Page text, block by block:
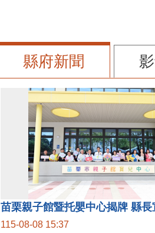
縣府新聞
115-08-08 15:37
苗栗縣政府積極推動的「苗栗親子館